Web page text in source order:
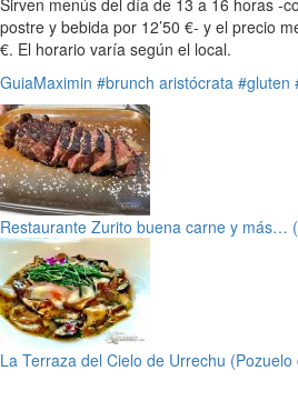
postre y bebida por 12’50 €- y el precio
€. El horario varía según el local.
GuiaMaximin #brunch aristócrata #gluten
Restaurante Zurito buena carne y más…
La Terraza del Cielo de Urrechu